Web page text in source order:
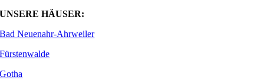
UNSERE HÄUSER:
Bad Neuenahr-Ahrweiler
Fürstenwalde
Gotha